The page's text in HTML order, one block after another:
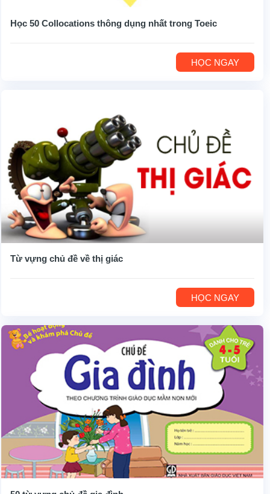
Học 50 Collocations thông dụng nhất trong Toeic
HỌC NGAY
Từ vựng chủ đề về thị giác
HỌC NGAY